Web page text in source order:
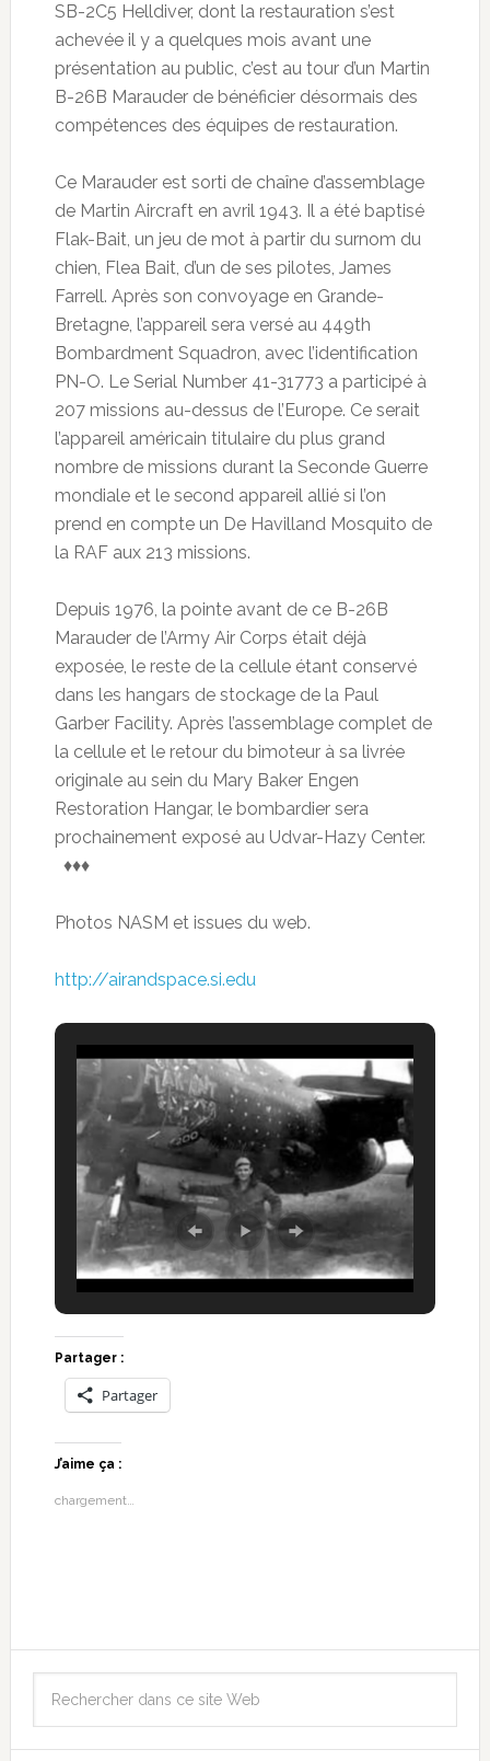
SB-2C5 Helldiver, dont la restauration s’est
achevée il y a quelques mois avant une
présentation au public, c’est au tour d’un Martin
B-26B Marauder de bénéficier désormais des
compétences des équipes de restauration.
Ce Marauder est sorti de chaîne d’assemblage
de Martin Aircraft en avril 1943. Il a été baptisé
Flak-Bait, un jeu de mot à partir du surnom du
chien, Flea Bait, d’un de ses pilotes, James
Farrell. Après son convoyage en Grande-
Bretagne, l’appareil sera versé au 449th
Bombardment Squadron, avec l’identification
PN-O. Le Serial Number 41-31773 a participé à
207 missions au-dessus de l’Europe. Ce serait
l’appareil américain titulaire du plus grand
nombre de missions durant la Seconde Guerre
mondiale et le second appareil allié si l’on
prend en compte un De Havilland Mosquito de
la RAF aux 213 missions.
Depuis 1976, la pointe avant de ce B-26B
Marauder de l’Army Air Corps était déjà
exposée, le reste de la cellule étant conservé
dans les hangars de stockage de la Paul
Garber Facility. Après l’assemblage complet de
la cellule et le retour du bimoteur à sa livrée
originale au sein du Mary Baker Engen
Restoration Hangar, le bombardier sera
prochainement exposé au Udvar-Hazy Center.
♦♦♦
Photos NASM et issues du web.
http://airandspace.si.edu
Partager :
Partager
J’aime ça :
chargement…